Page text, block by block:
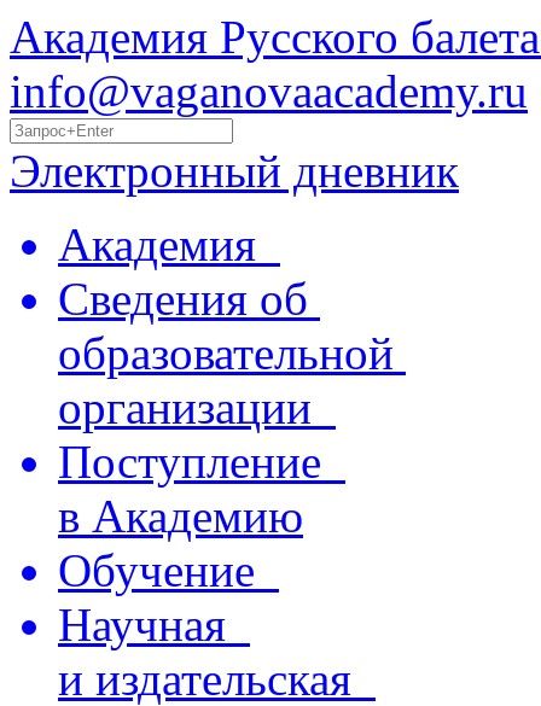
Академия Русского
info@vaganovaacademy.ru
Электронный дневник
Академия
Сведения об
образовательной
организации
Поступление
в Академию
Обучение
Научная
и издательская